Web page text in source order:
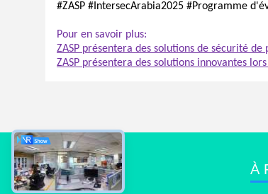
#ZASP #IntersecArabia2025 #Programme
Pour en savoir plus:
ZASP présentera des solutions de sécurité
ZASP présentera des solutions innovantes
À